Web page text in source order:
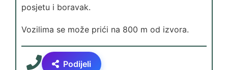
posjetu i boravak.
Vozilima se može prići na 800 m od izvora.
Podijeli